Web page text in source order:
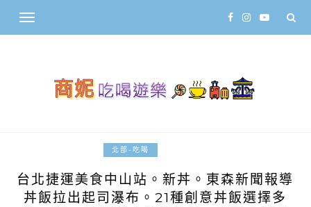
北部-吃喝
台北捷運美食中山站。新丼。東森新聞報導
丼飯拉出起司瀑布。21種創意丼飯選擇多